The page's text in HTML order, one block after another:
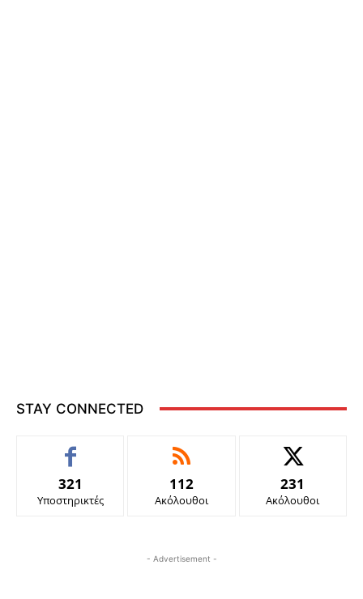
STAY CONNECTED
321
Υποστηρικτές
112
Ακόλουθοι
231
Ακόλουθοι
- Advertisement -